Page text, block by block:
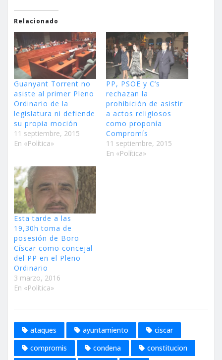
Relacionado
Guanyant Torrent no
asiste al primer Pleno
Ordinario de la
legislatura ni defiende
su propia moción
11 septiembre, 2015
En «Política»
PP, PSOE y C’s
rechazan la
prohibición de asistir
a actos religiosos
como proponía
Compromís
11 septiembre, 2015
En «Política»
Esta tarde a las
19,30h toma de
posesión de Boro
Císcar como concejal
del PP en el Pleno
Ordinario
3 marzo, 2016
En «Política»
ataques ayuntamiento
ciscar
compromis
condena
constitucion